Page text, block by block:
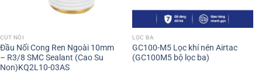
CÚT NỐI
Đầu Nối Cong Ren Ngoài 10mm
– R3/8 SMC Sealant (Cao Su
Non)KQ2L10-03AS
LỌC BA
GC100-M5 Lọc khí nén Airtac
(GC100M5 bộ lọc ba)